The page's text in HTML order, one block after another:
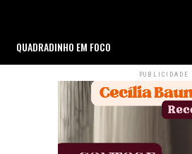
QUADRADINHO EM FOCO
PUBLICIDADE